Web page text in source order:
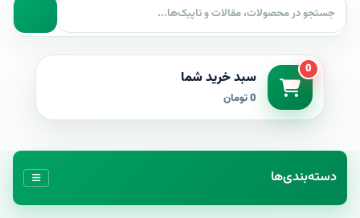
0 سبد خرید شما
0 تومان
دسته‌بندی‌ها